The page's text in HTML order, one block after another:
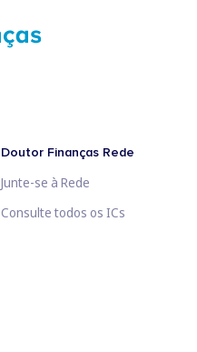
Doutor Finanças Rede
Junte-se à Rede
Consulte todos os ICs